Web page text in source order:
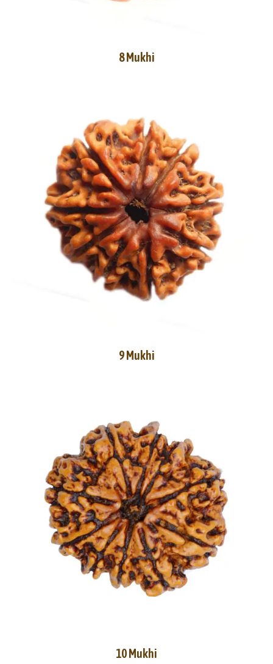
8 Mukhi
9 Mukhi
10 Mukhi